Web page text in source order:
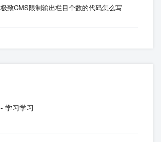
极致CMS限制输出栏目个数的代码怎么写
- 学习学习